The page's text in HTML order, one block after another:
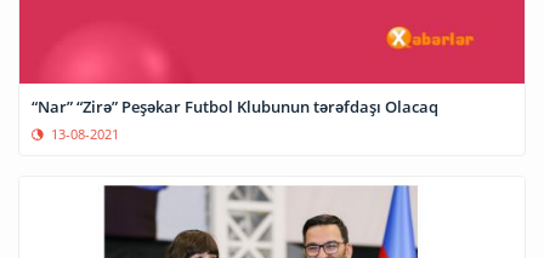
“Nar” “Zirə” Peşəkar Futbol Klubunun tərəfdaşı Olacaq
13-08-2021